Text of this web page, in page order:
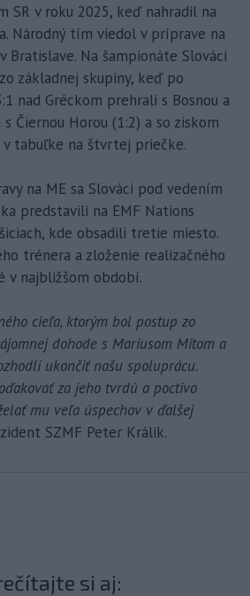
SR v roku 2025, keď nahradil na
Národný tím viedol v príprave na
Bratislave. Na šampionáte Slováci
základnej skupiny, keď po
nad Gréckom prehrali s Bosnou a
Čiernou Horou (1:2) a so ziskom
tabuľke na štvrtej priečke.
na ME sa Slováci pod vedením
predstavili na EMF Nations
kde obsadili tretie miesto.
trénera a zloženie realizačného
v najbližšom období.
cieľa, ktorým bol postup zo
dohode s Mariusom Mitom a
ukončiť našu spoluprácu.
za jeho tvrdú a poctivo
mu veľa úspechov v ďalšej
SZMF Peter Králik.
si aj: